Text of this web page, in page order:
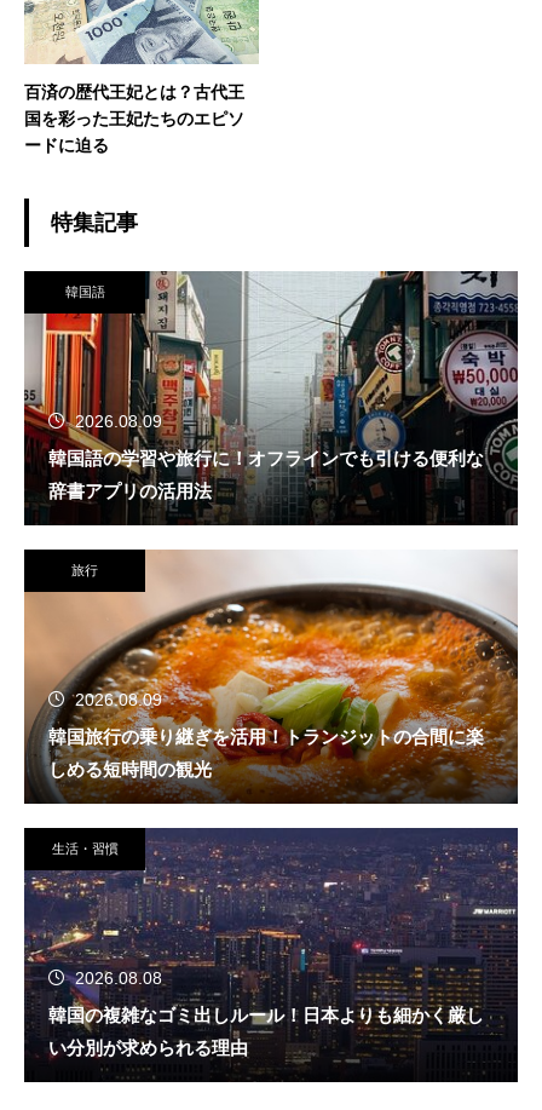
百済の歴代王妃とは？古代王
国を彩った王妃たちのエピソ
ードに迫る
特集記事
韓国語
2026.08.09
韓国語の学習や旅行に！オフラインでも引ける便利な
辞書アプリの活用法
旅行
2026.08.09
韓国旅行の乗り継ぎを活用！トランジットの合間に楽
しめる短時間の観光
生活・習慣
2026.08.08
韓国の複雑なゴミ出しルール！日本よりも細かく厳し
い分別が求められる理由